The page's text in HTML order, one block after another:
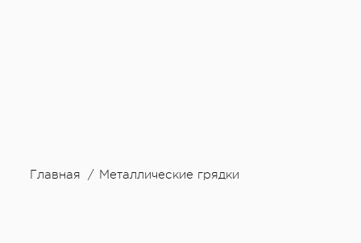
Главная Металлические грядки